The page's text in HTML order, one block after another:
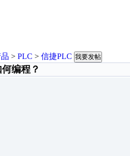
> PLC > 信捷PLC 我要发帖
编程？